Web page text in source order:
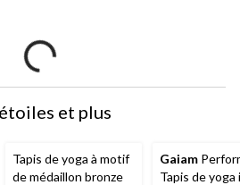
et plus
Tapis de yoga à motif
de médaillon bronze
Gaiam
Tapis de yoga